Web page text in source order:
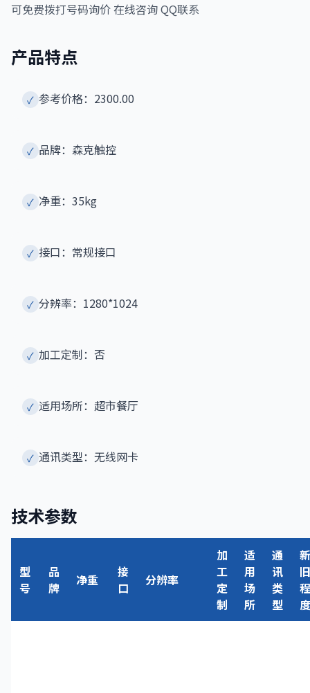
可免费拨打号码询价 在线咨询 QQ联系
产品特点
✓ 参考价格：2300.00
✓ 品牌：森克触控
✓ 净重：35kg
✓ 接口：常规接口
✓ 分辨率：1280*1024
✓ 加工定制：否
✓ 适用场所：超市餐厅
✓ 通讯类型：无线网卡
技术参数
型
号
品
牌
净重
接
口
分辨率
加
工
定
制
适
用
场
所
通
讯
类
型
新
旧
程
度